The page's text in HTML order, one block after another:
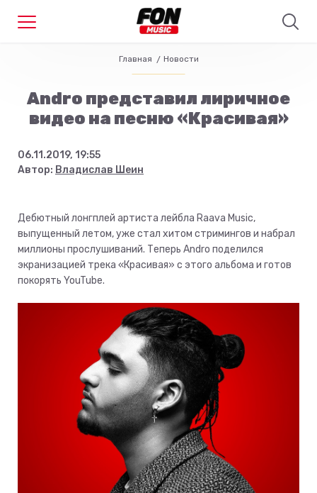
Главная Новости
Andro представил лиричное
видео на песню «Красивая»
06.11.2019, 19:55
Автор: Владислав Шеин
Дебютный лонгплей артиста лейбла Raava Music,
выпущенный летом, уже стал хитом стримингов и набрал
миллионы прослушиваний. Теперь Andro поделился
экранизацией трека «Красивая» с этого альбома и готов
покорять YouTube.